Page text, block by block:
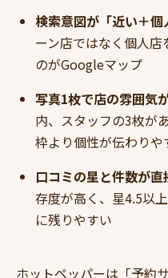
検索意図が「近い＋
ーン店ではなく個人
のがGoogleマップ
写真1枚で店の雰囲気
内、スタッフの3枚が
枠より個性が伝わりや
口コミの星と件数が直
存度が高く、星4.5以
に残りやすい
ホットペッパーは「予約